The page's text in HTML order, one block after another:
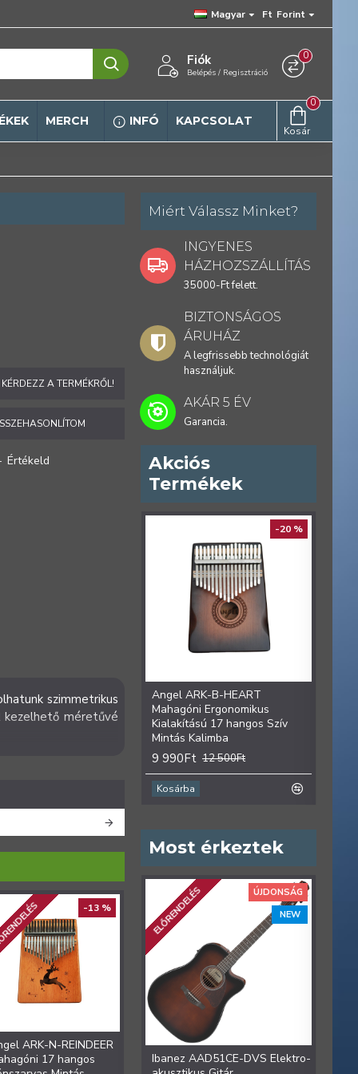
Magyar Ft Forint
Fiók
Belépés / Regisztráció
0
MERCH INFÓ KAPCSOLAT
Kosár
0
Értékeld
KÉRDEZZ A TERMÉKRŐL!
szimmetrikus
kezelhető méretűvé
-13 %
ARK-N-REINDEER
17 hangos
-13 %
Angel ARK-N-SUN
Mahagoni 17 hangos Nap
Miért Válassz Minket?
INGYENES
HÁZHOZSZÁLLÍTÁS
35000-Ft felett.
BIZTONSÁGOS
ÁRUHÁZ
A legfrissebb technológiát
használjuk.
AKÁR 5 ÉV
Garancia.
Akciós
Termékek
-20 %
Angel ARK-B-HEART
Mahagóni Ergonomikus
Kialakítású 17 hangos Szív
Mintás Kalimba
9 990Ft 12 500Ft
Kosárba
Most érkeztek
ÚJDONSÁG
NEW
ELŐRENDELÉS
Ibanez AAD51CE-DVS Elektro-